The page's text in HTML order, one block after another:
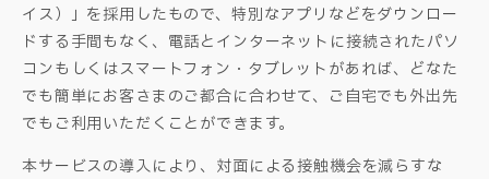
イス）」を採用したもので、特別なアプリなどをダウンロー
ドする手間もなく、電話とインターネットに接続されたパソ
コンもしくはスマートフォン・タブレットがあれば、どなた
でも簡単にお客さまのご都合に合わせて、ご自宅でも外出先
でもご利用いただくことができます。
本サービスの導入により、対面による接触機会を減らすな